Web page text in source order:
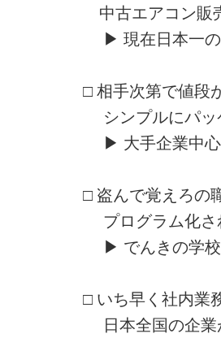
中古エアコン販
▶ 現在日本一の
□ 相手次第で値段
シンプルにパッ
▶ 大手企業中心
□ 盗んで覚えろの
プログラム化さ
▶ でんきの学校
□ いち早く社内業
日本全国の企業